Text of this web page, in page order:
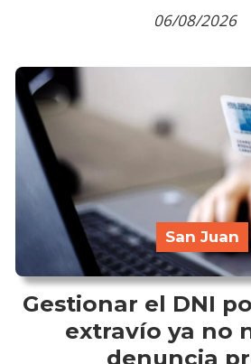
06/08/2026
Gestionar el DNI
extravío ya no
denuncia
San Juan